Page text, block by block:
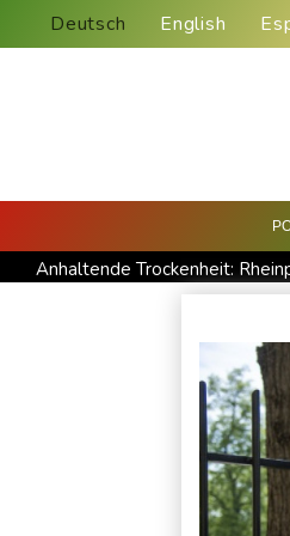
Deutsch English
Anhaltende Trockenheit:
Regierung und Opposition in
Angeblicher
Unter Traktor eingeklemmt: